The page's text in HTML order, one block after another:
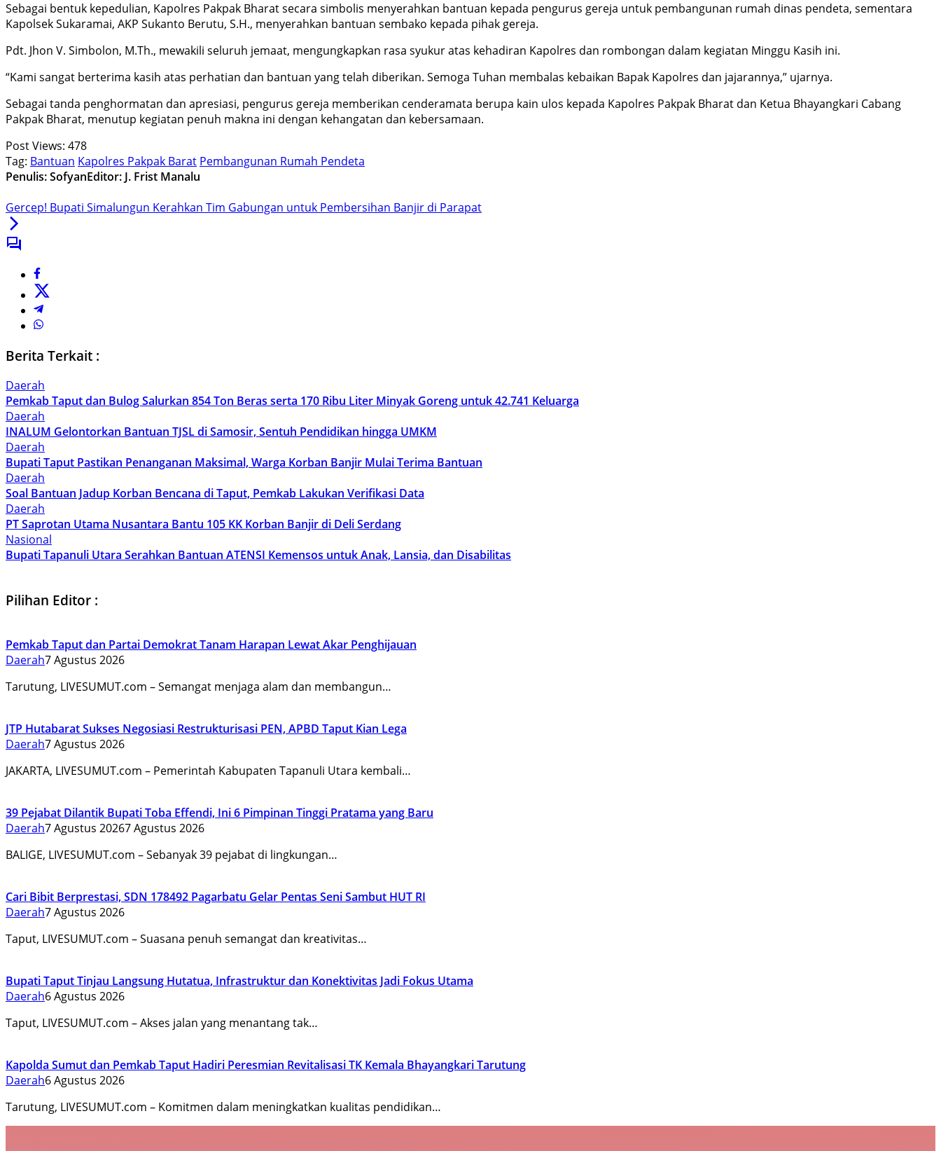
Sebagai bentuk kepedulian, Kapolres Pakpak Bharat secara simbolis menyerahkan bantuan kepada pengurus gereja untuk pembangunan rumah dinas pendeta, sementara
Kapolsek Sukaramai, AKP Sukanto Berutu, S.H., menyerahkan bantuan sembako kepada pihak gereja.
Pdt. Jhon V. Simbolon, M.Th., mewakili seluruh jemaat, mengungkapkan rasa syukur atas kehadiran Kapolres dan rombongan dalam kegiatan Minggu Kasih ini.
“Kami sangat berterima kasih atas perhatian dan bantuan yang telah diberikan. Semoga Tuhan membalas kebaikan Bapak Kapolres dan jajarannya,” ujarnya.
Sebagai tanda penghormatan dan apresiasi, pengurus gereja memberikan cenderamata berupa kain ulos kepada Kapolres Pakpak Bharat dan Ketua Bhayangkari Cabang
Pakpak Bharat, menutup kegiatan penuh makna ini dengan kehangatan dan kebersamaan.
Post Views: 478
Tag: Bantuan Kapolres Pakpak Barat Pembangunan Rumah Pendeta
Penulis: SofyanEditor: J. Frist Manalu
Gercep! Bupati Simalungun Kerahkan Tim Gabungan untuk Pembersihan Banjir di Parapat
Berita Terkait :
Daerah
Pemkab Taput dan Bulog Salurkan 854 Ton Beras serta 170 Ribu Liter Minyak Goreng untuk 42.741 Keluarga
Daerah
INALUM Gelontorkan Bantuan TJSL di Samosir, Sentuh Pendidikan hingga UMKM
Daerah
Bupati Taput Pastikan Penanganan Maksimal, Warga Korban Banjir Mulai Terima Bantuan
Daerah
Soal Bantuan Jadup Korban Bencana di Taput, Pemkab Lakukan Verifikasi Data
Daerah
PT Saprotan Utama Nusantara Bantu 105 KK Korban Banjir di Deli Serdang
Nasional
Bupati Tapanuli Utara Serahkan Bantuan ATENSI Kemensos untuk Anak, Lansia, dan Disabilitas
Pilihan Editor :
Pemkab Taput dan Partai Demokrat Tanam Harapan Lewat Akar Penghijauan
Daerah7 Agustus 2026
Tarutung, LIVESUMUT.com – Semangat menjaga alam dan membangun…
JTP Hutabarat Sukses Negosiasi Restrukturisasi PEN, APBD Taput Kian Lega
Daerah7 Agustus 2026
JAKARTA, LIVESUMUT.com – Pemerintah Kabupaten Tapanuli Utara kembali…
39 Pejabat Dilantik Bupati Toba Effendi, Ini 6 Pimpinan Tinggi Pratama yang Baru
Daerah7 Agustus 20267 Agustus 2026
BALIGE, LIVESUMUT.com – Sebanyak 39 pejabat di lingkungan…
Cari Bibit Berprestasi, SDN 178492 Pagarbatu Gelar Pentas Seni Sambut HUT RI
Daerah7 Agustus 2026
Taput, LIVESUMUT.com – Suasana penuh semangat dan kreativitas…
Bupati Taput Tinjau Langsung Hutatua, Infrastruktur dan Konektivitas Jadi Fokus Utama
Daerah6 Agustus 2026
Taput, LIVESUMUT.com – Akses jalan yang menantang tak…
Kapolda Sumut dan Pemkab Taput Hadiri Peresmian Revitalisasi TK Kemala Bhayangkari Tarutung
Daerah6 Agustus 2026
Tarutung, LIVESUMUT.com – Komitmen dalam meningkatkan kualitas pendidikan…